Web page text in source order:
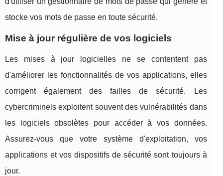
stocke vos mots de passe en toute sécurité.
Mise à jour régulière de vos logiciels
Les mises à jour logicielles ne se contentent pas
d'améliorer les fonctionnalités de vos applications, elles
corrigent également des failles de sécurité. Les
cybercriminels exploitent souvent des vulnérabilités dans
les logiciels obsolètes pour accéder à vos données.
Assurez-vous que votre système d'exploitation, vos
applications et vos dispositifs de sécurité sont toujours à
jour.